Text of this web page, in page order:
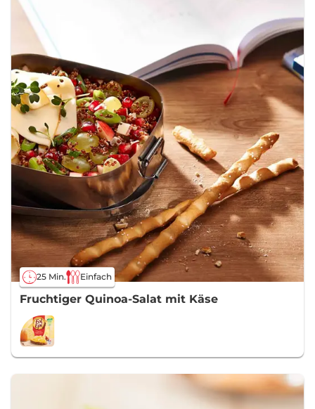
25 Min. Einfach
Fruchtiger Quinoa-Salat mit Käse